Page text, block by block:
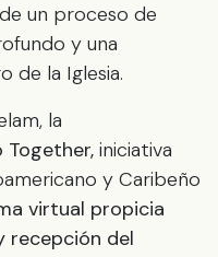
un proceso de
y una
de la Iglesia.
la
iniciativa
y Caribeño
virtual propicia
recepción del